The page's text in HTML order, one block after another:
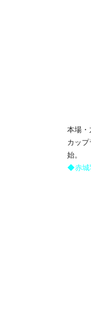
本場・
カッ
始。
◆赤城